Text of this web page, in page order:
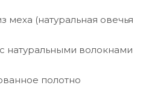
меха (натуральная овечья
натуральными волокнами
полотно